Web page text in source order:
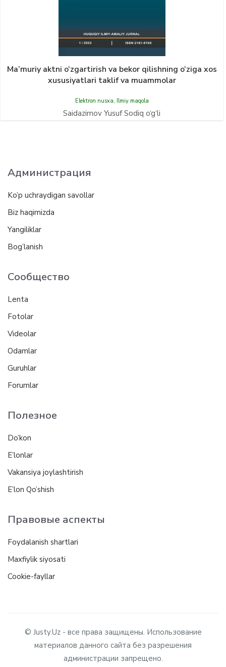
Ma’muriy aktni o‘zgartirish va bekor qilishning o‘ziga xos
xususiyatlari taklif va muammolar
Elektron nusxa, Ilmiy maqola
Saidazimov Yusuf Sodiq o‘g‘li
Администрация
Ko’p uchraydigan savollar
Biz haqimizda
Yangiliklar
Bog’lanish
Сообщество
Lenta
Fotolar
Videolar
Odamlar
Guruhlar
Forumlar
Полезное
Do’kon
E’lonlar
Vakansiya joylashtirish
E’lon Qo’shish
Правовые аспекты
Foydalanish shartlari
Maxfiylik siyosati
Cookie-fayllar
© Justy.Uz - все права защищены. Использование
материалов данного сайта без разрешения
администрации запрещено.